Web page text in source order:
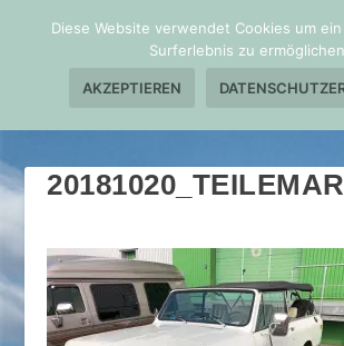
Diese Website verwendet Cookies um
Surferlebnis zu
AKZEPTIEREN